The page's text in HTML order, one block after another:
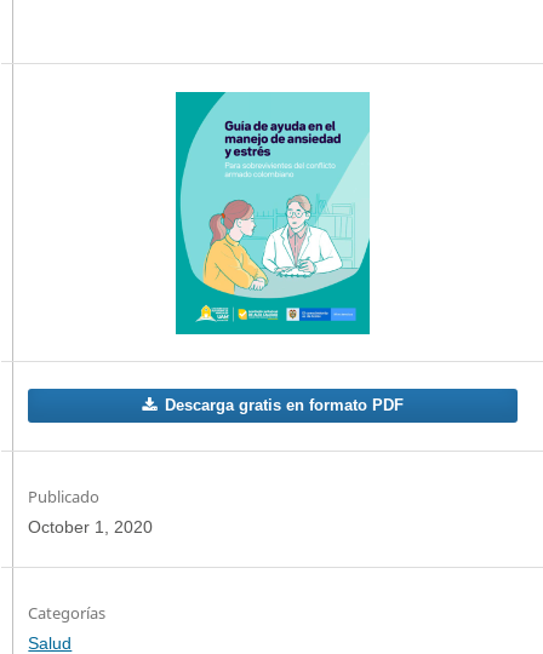
Descarga gratis en formato PDF
Publicado
October 1, 2020
Categorías
Salud